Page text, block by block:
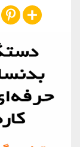
Share